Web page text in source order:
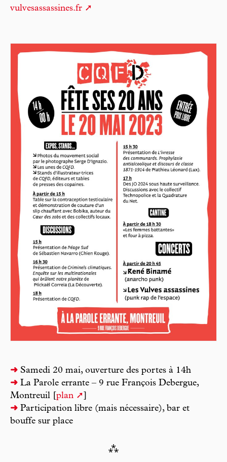
vulvesassassines.fr
➜ Samedi 20 mai, ouverture des portes à 14h
➜ La Parole errante – 9 rue François Debergue,
Montreuil [ plan
➜ Participation libre (mais nécessaire), bar et
bouffe sur place
⁂